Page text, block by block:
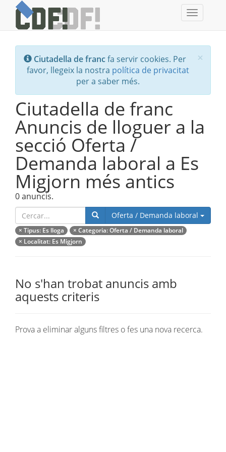
Toggle
×
Ciutadella de francfa servir cookies. Per
favor, llegeix la nostra política de privacitat
per a saber més.
Ciutadella de franc
Anuncis de lloguer a la
secció Oferta /
Demanda laboral a Es
Migjorn més antics
0 anuncis.
Oferta / Demanda laboral
× Tipus: Es lloga × Categoria: Oferta / Demanda laboral
× Localitat: Es Migjorn
No s'han trobat anuncis amb
aquests criteris
Prova a eliminar alguns filtres o fes una nova recerca.